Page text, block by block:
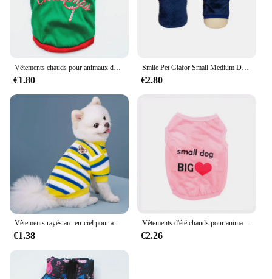
Vêtements chauds pour animaux de compagnie pour petits et moyens chiens, chemise pour animaux de compagnie, costume Chihuahua, vêtements pour Yorkshire, Noël, nouvel an
€1.80
Smile Pet Glafor Small Medium Dogs Chats Clothes, Autumn Warm Puppy Jacket, French Bulldog, Chihuahua Coat, SARL Kies, Prellux Outfits
€2.80
Vêtements rayés arc-en-ciel pour animaux de compagnie, sweat à capuche pour chien, costume de Schnauzer, mignon et chaud, nounours, chat, fournitures pour chiens, automne et hiver
€1.38
Vêtements d'été chauds pour animaux de compagnie, chemise en émail pour chien, vêtements pour chiots, chihuahua, yorkshire, hiver
€2.26